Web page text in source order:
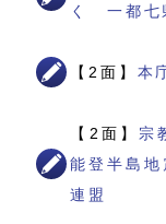
く 一都七
【2面】 本
【2面】 宗
能登半島
連盟